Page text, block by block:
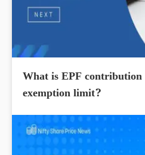
What is EPF
exemption limit?